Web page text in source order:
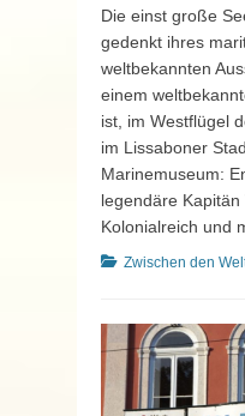
Die einst große
gedenkt ihres
weltbekannten
einem
ist, im Westflügel
im Lissaboner
Marinemuseum:
legendäre Kapitän
Kolonialreich und
Kategorien
Zwischen den